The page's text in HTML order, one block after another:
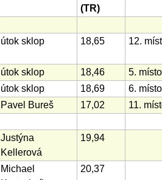
(TR)
útok sklop 18,65 12.
útok sklop 18,46
5. místo
útok sklop 18,69
6. místo
Pavel Bureš 17,02 11.
Justýna
Kellerová
19,94
Michael
20,37